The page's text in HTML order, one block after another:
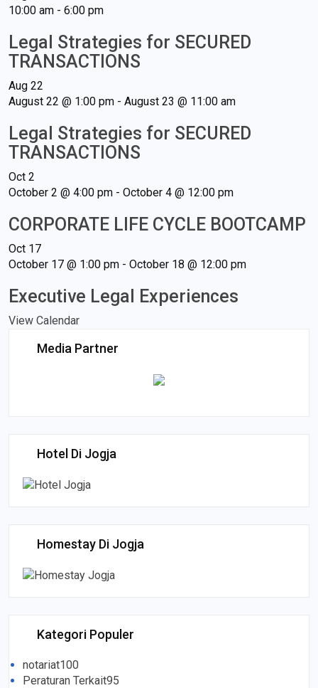
10:00 am - 6:00 pm
Legal Strategies for SECURED
TRANSACTIONS
Aug 22
August 22 @ 1:00 pm - August 23 @ 11:00 am
Legal Strategies for SECURED
TRANSACTIONS
Oct 2
October 2 @ 4:00 pm - October 4 @ 12:00 pm
CORPORATE LIFE CYCLE BOOTCAMP
Oct 17
October 17 @ 1:00 pm - October 18 @ 12:00 pm
Executive Legal Experiences
View Calendar
Media Partner
Hotel Di Jogja
Homestay Di Jogja
Kategori Populer
notariat100
Peraturan Terkait95